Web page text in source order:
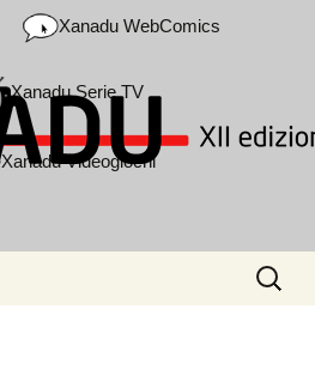
Xanadu WebComics
Xanadu Serie TV
Xanadu Videogiochi
Ricerca
per: